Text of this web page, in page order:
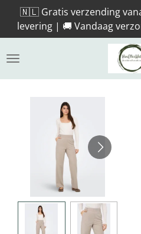
direct
naar
de
🇳🇱 Gratis verzending
levering | 🚚 Vandaag